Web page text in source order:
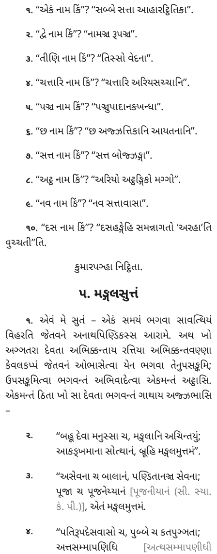
૧. ‘‘એકંનામ કિં’’? ‘‘સબ્બે સત્તા આહારટ્ઠિતિકા’’.
૨. ‘‘દ્વે નામ કિં’’? ‘‘નામઞ્ચ રૂપઞ્ચ’’.
૩. ‘‘તીણિ નામ કિં’’? ‘‘તિસ્સો વેદના’’.
૪. ‘‘ચત્તારિનામ કિં’’? ‘‘ચત્તારિ અરિયસચ્ચાનિ’’.
૫. ‘‘પઞ્ચ નામ કિં’’? ‘‘પઞ્ચુપાદાનક્ખન્ધા’’.
૬. ‘‘છ નામ કિં’’? ‘‘છ અજ્ઝત્તિકાનિ આયતનાનિ’’.
૭. ‘‘સત્ત નામ કિં’’? ‘‘સત્ત બોજ્ઝઙ્ગા’’.
૮. ‘‘અટ્ઠ નામ કિં’’? ‘‘અરિયો અટ્ઠઙ્ગિકો મગ્ગો’’.
૯. ‘‘નવ નામ કિં’’? ‘‘નવ સત્તાવાસા’’.
૧૦. ‘‘દસ નામ કિં’’? ‘‘દસહઙ્ગેહિ સમન્નાગતો ‘અરહા’તિ
વુચ્ચતી’’તિ.
કુમારપઞ્હા નિટ્ઠિતા.
૫. મઙ્ગલસુત્તં
૧. એવં મે સુતં – એકં સમયં ભગવા સાવત્થિયં
વિહરતિ જેતવને અનાથપિણ્ડિકસ્સ આરામે. અથ ખો
અઞ્ઞતરા દેવતા અભિક્કન્તાય રત્તિયા અભિક્કન્તવણ્ણા
કેવલકપ્પં જેતવનં ઓભાસેત્વા યેન ભગવા તેનુપસઙ્કમિ;
ઉપસઙ્કમિત્વા ભગવન્તં અભિવાદેત્વા એકમન્તં અટ્ઠાસિ.
એકમન્તં ઠિતા ખો સા દેવતા ભગવન્તં ગાથાય અજ્ઝભાસિ
–
૨. ‘‘બહૂ દેવા મનુસ્સા ચ, મઙ્ગલાનિ અચિન્તયું;
આકઙ્ખમાના સોત્થાનં, બ્રૂહિ મઙ્ગલમુત્તમં’’.
૩.
‘‘અસેવના ચ બાલાનં, પણ્ડિતાનઞ્ચ સેવના;
પૂજા ચ પૂજનેય્યાનં [પૂજનીયાનં (સી. સ્યા.
કં. પી.)], એતં મઙ્ગલમુત્તમં.
૪. ‘‘પતિરૂપદેસવાસોચ, પુબ્બે ચ કતપુઞ્ઞતા;
અત્તસમ્માપણિધિ [અત્થસમ્માપણીધી